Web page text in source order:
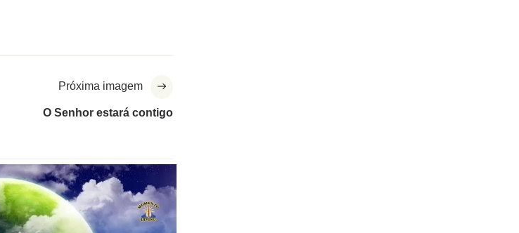
Próxima imagem
O Senhor estará contigo